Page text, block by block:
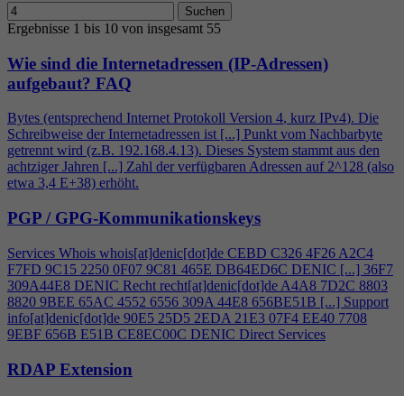
Suchen
Ergebnisse 1 bis 10 von insgesamt 55
Wie sind die Internetadressen (IP-Adressen)
aufgebaut? FAQ
Bytes (entsprechend Internet Protokoll Version 4, kurz IPv4). Die
Schreibweise der Internetadressen ist [...] Punkt vom Nachbarbyte
getrennt wird (z.B. 192.168.4.13). Dieses System stammt aus den
achtziger Jahren [...] Zahl der verfügbaren Adressen auf 2^128 (also
etwa 3,4 E+38) erhöht.
PGP / GPG-Kommunikationskeys
Services Whois whois[at]denic[dot]de CEBD C326 4F26 A2C4
F7FD 9C15 2250 0F07 9C81 465E DB64ED6C DENIC [...] 36F7
309A44E8 DENIC Recht recht[at]denic[dot]de A4A8 7D2C 8803
8820 9BEE 65AC 4552 6556 309A 44E8 656BE51B [...] Support
info[at]denic[dot]de 90E5 25D5 2EDA 21E3 07F4 EE40 7708
9EBF 656B E51B CE8EC00C DENIC Direct Services
RDAP Extension